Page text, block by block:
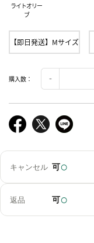
ライトオリー
ブ
【即日発送】Mサイズ
購入数：
キャンセル 可○
返品 可○